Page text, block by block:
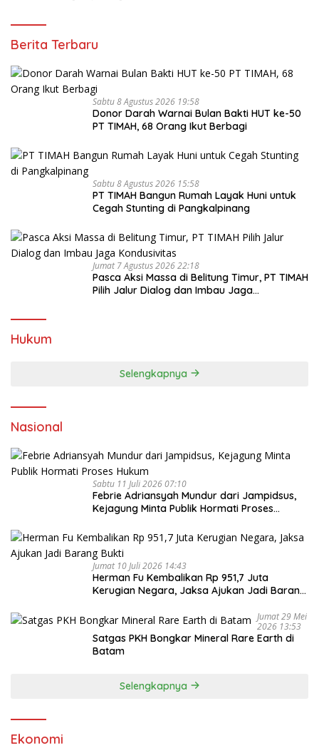
Berita Terbaru
Sabtu 8 Agustus 2026 19:58
Donor Darah Warnai Bulan Bakti HUT ke-50
PT TIMAH, 68 Orang Ikut Berbagi
Sabtu 8 Agustus 2026 15:58
PT TIMAH Bangun Rumah Layak Huni untuk
Cegah Stunting di Pangkalpinang
Jumat 7 Agustus 2026 22:18
Pasca Aksi Massa di Belitung Timur, PT TIMAH
Pilih Jalur Dialog dan Imbau Jaga
Hukum
Selengkapnya
Nasional
Sabtu 11 Juli 2026 07:10
Febrie Adriansyah Mundur dari Jampidsus,
Kejagung Minta Publik Hormati Proses
Jumat 10 Juli 2026 14:43
Herman Fu Kembalikan Rp 951,7 Juta
Kerugian Negara, Jaksa Ajukan Jadi Barang
Jumat 29 Mei
2026 13:53
Satgas PKH Bongkar Mineral Rare Earth di
Selengkapnya
Ekonomi